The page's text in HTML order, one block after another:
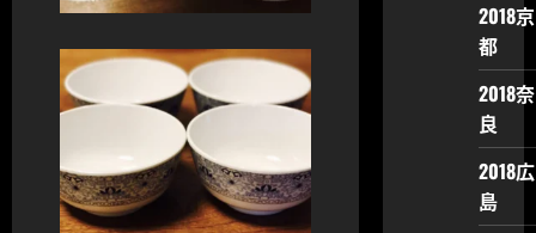
2018京
都
2018奈
良
2018広
島